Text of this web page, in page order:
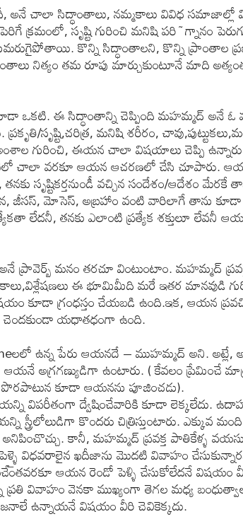
ఇదీ, అనే చాలా సిద్ధాంతాలు, నమ్మకాలు వివిధ
క్రమంలో, సృష్టి గురించి మనిషి పరి~గ్నానం
కొన్ని సిద్ధాంతాలని, కొన్ని ప్రాంతాల
నిత్యం తమ రూపు మార్చుకుంటూనే మాది
ఒకటి. ఈ సిద్ధాంతాన్ని చెప్పింది మహమ్మద్ అనే ఓ
సృష్టి,చరిత్ర, మనిషి శరీరం,
గురించి, ఈయన చాలా విషయాలు చెప్పి ఉన్నారు.
చాలా వరకూ ఆయన ఆచరణలో చేసి చూపారు.
సృష్టికర్తనుండీ వచ్చిన సందేశం/ఆదేశం మేరకే
జీసస్, మోసెస్, అబ్రహాం వంటి వారిలాగే తాను కూడా
లేదనీ, తనకు ఎలాంటి ప్రత్యేక శక్తులూ లేవనీ
ప్రావెర్బ్ మనం తరచూ వింటుంటాం. మహమ్మద్
ఈ భూమిమీది మరే ఇతర మానవుడి
కూడా గ్రంధస్తం చేయబడి ఉంది.ఇక, ఆయన
చెందకుండా యధాతధంగా ఉంది.
ఉన్న పేరు ఆయనదే – ముహమ్మద్ అని. అట్లే,
ఆయనే అగ్రగణ్యుడిగా ఉంటారు. ( కేవలం ప్రేమించే
పొరపాటున కూడా ఆయనను పూజించడు).
విపరీతంగా ద్వేషించేవారికి కూడా లెక్కలేదు.
స్త్రీలోలుడిగా కొందరు చిత్రిస్తుంటారు. ఎక్కువ
కానీ, మహమ్మద్ ప్రవక్త పాతికేళ్ళ
విధవరాలైన ఖదీజాను మొదటి వివాహం
ఆయన రెండో పెళ్ళి చేసుకోలేదనే విషయం
ప్రతి వివాహం వెనకా ముఖ్యంగా తెగల మధ్య
ఉన్నాయనే విషయం వీరి చెవికెక్కదు.